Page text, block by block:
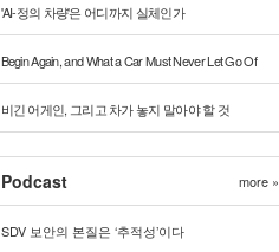
'AI-정의 차량'은 어디까지 실체인가
Begin Again, and What a Car Must Never Let Go Of
비긴 어게인, 그리고 차가 놓지 말아야 할 것
Podcast more »
SDV 보안의 본질은 ‘추적성’이다